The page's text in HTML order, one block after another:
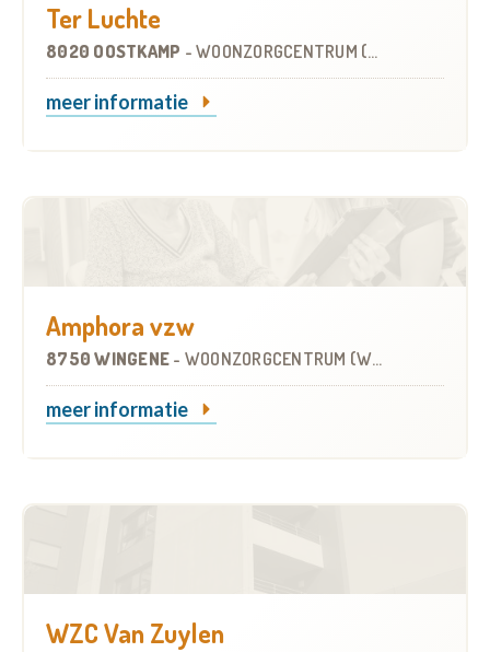
Ter Luchte
8020 OOSTKAMP - WOONZORGCENTRUM (WZC)
meer informatie
Amphora vzw
8750 WINGENE - WOONZORGCENTRUM (WZC)
meer informatie
WZC Van Zuylen